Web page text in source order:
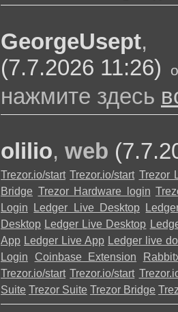
GeorgeUsept
(7.7.2026 11:26)
нажмите здесь
olilio, web
Trezor.io/start Trezor.io/start Trezor
Bridge Trezor Hardware login
Login
Ledger Live Desktop
Desktop Ledger Live Desktop
App Ledger Live App Ledger live
Login
Coinbase Extension
Trezor.io/start Trezor.io/start
Suite Trezor Suite Trezor Bridge